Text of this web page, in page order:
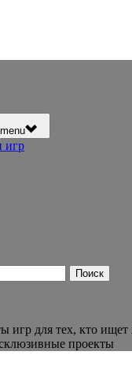
игр
игр для тех, кто ищет
проекты